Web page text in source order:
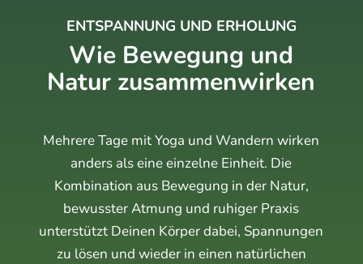
ENTSPANNUNG UND ERHOLUNG
Wie Bewegung und
Natur zusammenwirken
Mehrere Tage mit Yoga und Wandern wirken
anders als eine einzelne Einheit. Die
Kombination aus Bewegung in der Natur,
bewusster Atmung und ruhiger Praxis
unterstützt Deinen Körper dabei, Spannungen
zu lösen und wieder in einen natürlichen